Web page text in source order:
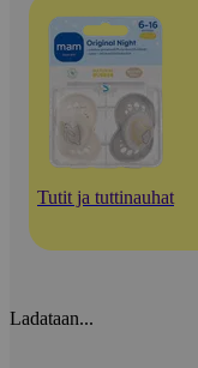
Tutit ja tuttinauhat
Ladataan...